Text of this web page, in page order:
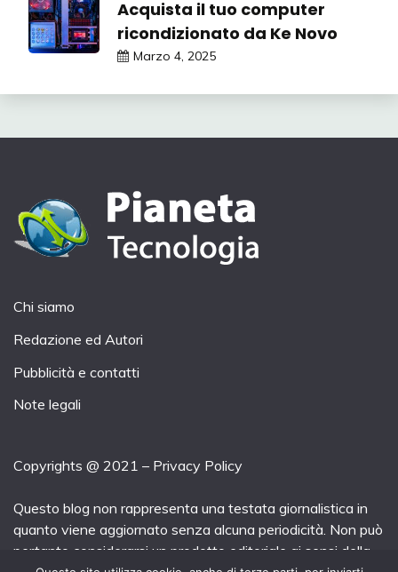
Acquista il tuo computer
ricondizionato da Ke Novo
Marzo 4, 2025
Chi siamo
Redazione ed Autori
Pubblicità e contatti
Note legali
Copyrights @ 2021 – Privacy Policy
Questo blog non rappresenta una testata giornalistica in
quanto viene aggiornato senza alcuna periodicità. Non può
pertanto considerarsi un prodotto editoriale ai sensi della